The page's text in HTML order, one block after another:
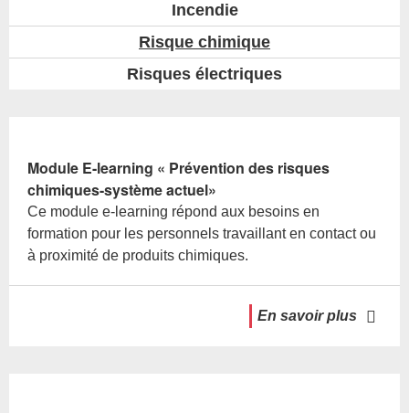
Incendie
Risque chimique
Risques électriques
Module E-learning « Prévention des risques
chimiques-système actuel»
Ce module e-learning répond aux besoins en
formation pour les personnels travaillant en contact ou
à proximité de produits chimiques.
En savoir plus